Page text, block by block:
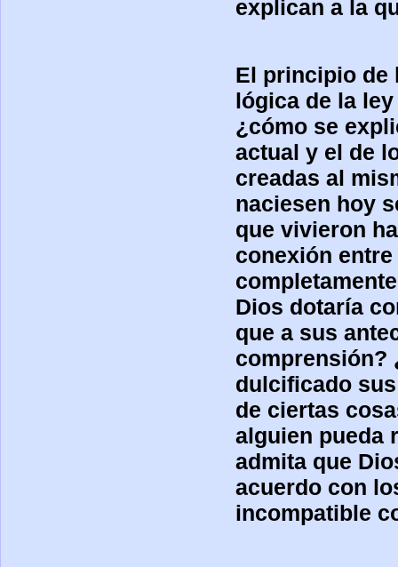
explican a la
El principio de
lógica de la
¿cómo se
actual y el de
creadas al
naciesen hoy
que vivieron
conexión
Dios dotaría
que a sus
comprensión?
dulcificado
de ciertas
alguien pueda
admita que
acuerdo con
incompatible